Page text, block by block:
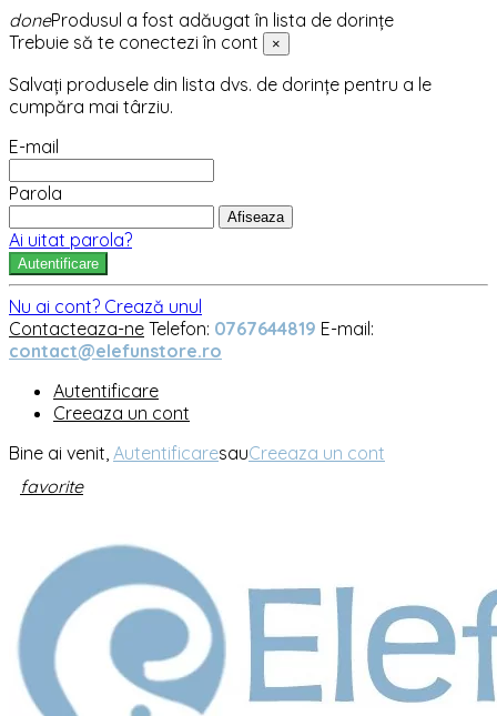
doneProdusul a fost adăugat în lista de dorințe
Trebuie să te conectezi în cont
×
Salvați produsele din lista dvs. de dorințe pentru a le
cumpăra mai târziu.
E-mail
Parola
Afiseaza
Ai uitat parola?
Autentificare
Nu ai cont? Crează unul
Contacteaza-ne Telefon: 0767644819 E-mail:
contact@elefunstore.ro
Autentificare
Creeaza un cont
Bine ai venit, AutentificaresauCreeaza un cont
favorite